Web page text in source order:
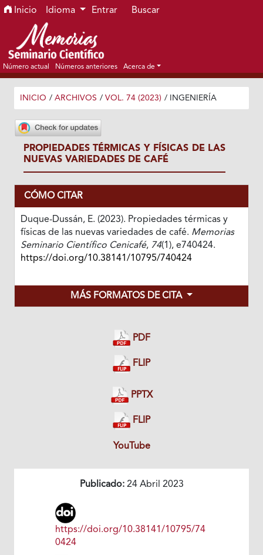
Ir al menú de navegación principal
Ir al contenido principal
Ir al pie de página del sitio
Inicio Idioma Entrar Buscar
Número actual Números anteriores Acerca de
INICIO / ARCHIVOS / VOL. 74 (2023) / INGENIERÍA
PROPIEDADES TÉRMICAS Y FÍSICAS DE LAS
NUEVAS VARIEDADES DE CAFÉ
CÓMO CITAR
Duque-Dussán, E. (2023). Propiedades térmicas y
físicas de las nuevas variedades de café. Memorias
Seminario Científico Cenicafé, 74(1), e740424.
https://doi.org/10.38141/10795/740424
MÁS FORMATOS DE CITA
PDF
FLIP
PPTX
FLIP
YouTube
Publicado:24 Abril 2023
https://doi.org/10.38141/10795/74
0424